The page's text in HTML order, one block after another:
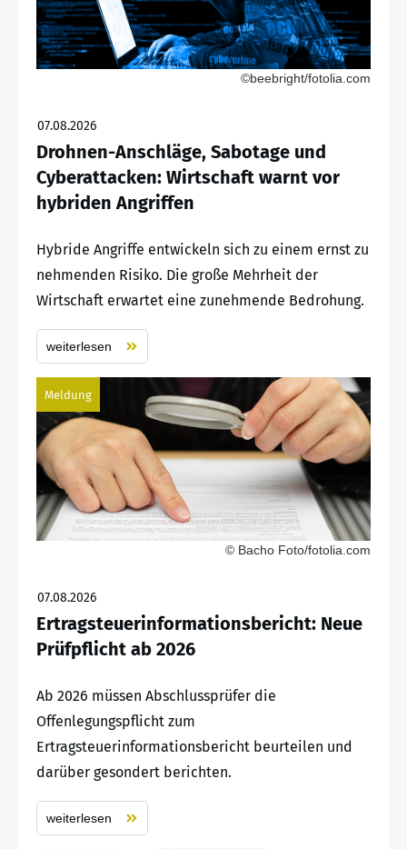
©beebright/fotolia.com
07.08.2026
Drohnen-Anschläge, Sabotage und
Cyberattacken: Wirtschaft warnt vor
hybriden Angriffen
Hybride Angriffe entwickeln sich zu einem ernst zu
nehmenden Risiko. Die große Mehrheit der
Wirtschaft erwartet eine zunehmende Bedrohung.
weiterlesen
Meldung
© Bacho Foto/fotolia.com
07.08.2026
Ertragsteuerinformationsbericht: Neue
Prüfpflicht ab 2026
Ab 2026 müssen Abschlussprüfer die
Offenlegungspflicht zum
Ertragsteuerinformationsbericht beurteilen und
darüber gesondert berichten.
weiterlesen